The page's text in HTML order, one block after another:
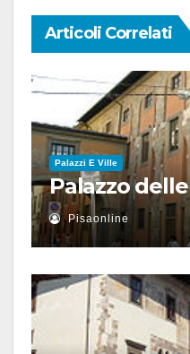
Articoli Correlati
Palazzi E Ville
Palazzo
Pisaonline